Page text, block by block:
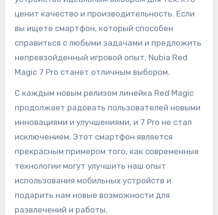
ценит качество и производительность. Если
вы ищете смартфон, который способен
справиться с любыми задачами и предложить
непревзойденный игровой опыт, Nubia Red
Magic 7 Pro станет отличным выбором.
С каждым новым релизом линейка Red Magic
продолжает радовать пользователей новыми
инновациями и улучшениями, и 7 Pro не стал
исключением. Этот смартфон является
прекрасным примером того, как современные
технологии могут улучшить наш опыт
использования мобильных устройств и
подарить нам новые возможности для
развлечений и работы.